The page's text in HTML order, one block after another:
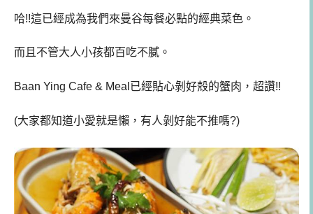
哈!!這已經成為我們來曼谷每餐必點的經典菜色。
而且不管大人小孩都百吃不膩。
Baan Ying Cafe & Meal 已經貼心剝好殼的蟹肉，超讚!!
(大家都知道小愛就是懶，有人剝好能不推嗎?)